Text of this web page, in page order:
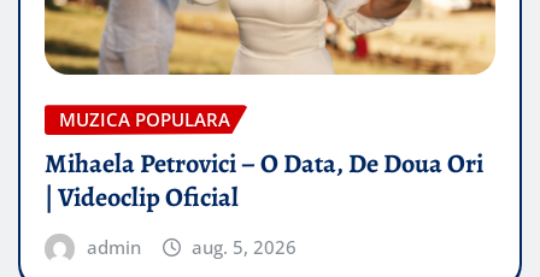
MUZICA POPULARA
Mihaela Petrovici – O Data, De Doua Ori
| Videoclip Oficial
admin aug. 5, 2026